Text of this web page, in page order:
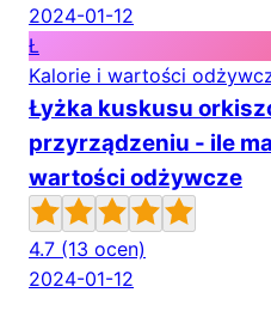
2024-01-12
Ł
Kalorie i wartości
Łyżka kuskusu
przyrządzeniu - ile
wartości odżywcze
4.7 (13 ocen)
2024-01-12